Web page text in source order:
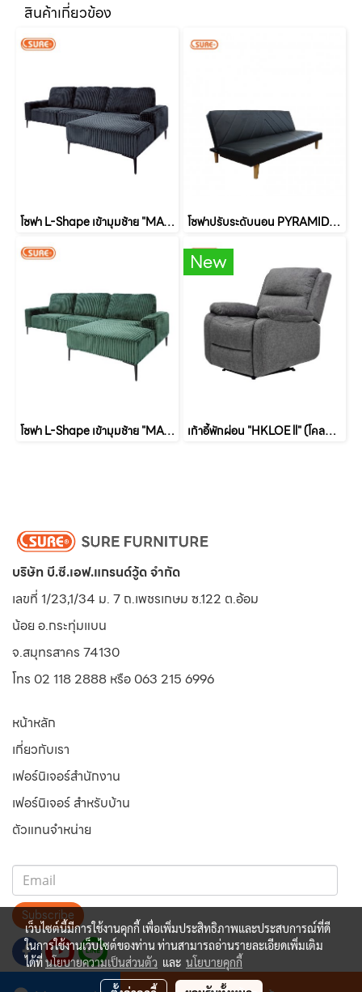
สินค้าเกี่ยวข้อง
โซฟา L-Shape เข้ามุมช้าย "MAGNOLIA" (แมคโนเลีย) โซฟาปรับระดับนอน PYRAMID (พีระมิด)
โซฟา L-Shape เข้ามุมช้าย "MAGNOLIA" (แมคโนเลีย)
New
เก้าอี้พักผ่อน "HKLOE ll" (โคลอี่-ทู)
บริษัท บี.ซี.เอฟ.แกรนด์วู้ด จำกัด
เลขที่ 1/23,1/34 ม. 7 ถ.เพชรเกษม ซ.122 ต.อ้อม
น้อย อ.กระทุ่มแบน
จ.สมุทรสาคร 74130
โทร 02 118 2888 หรือ 063 215 6996
หน้าหลัก
เกี่ยวกับเรา
เฟอร์นิเจอร์สำนักงาน
เฟอร์นิเจอร์ สำหรับบ้าน
ตัวแทนจำหน่าย
Subscribe
เว็บไซต์นี้มีการใช้งานคุกกี้ เพื่อเพิ่มประสิทธิภาพและประสบการณ์ที่ดี
ในการใช้งานเว็บไซต์ของท่าน ท่านสามารถอ่านรายละเอียดเพิ่มเติม
ได้ที่นโยบายความเป็นส่วนตัว และ นโยบายคุกกี้